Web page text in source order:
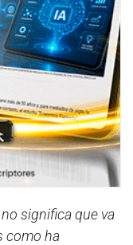
significa que va
como ha